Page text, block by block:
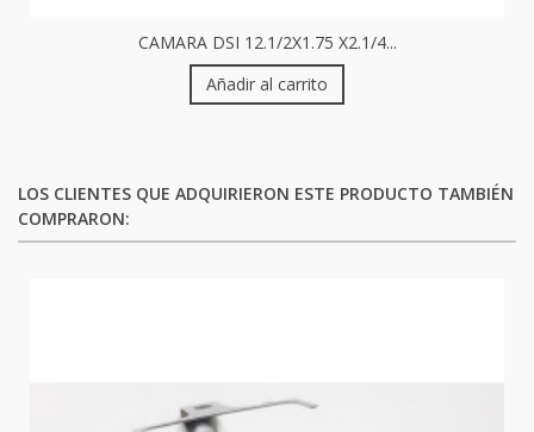
CAMARA DSI 12.1/2X1.75 X2.1/4...
Añadir al carrito
LOS CLIENTES QUE ADQUIRIERON ESTE PRODUCTO TAMBIÉN
COMPRARON: